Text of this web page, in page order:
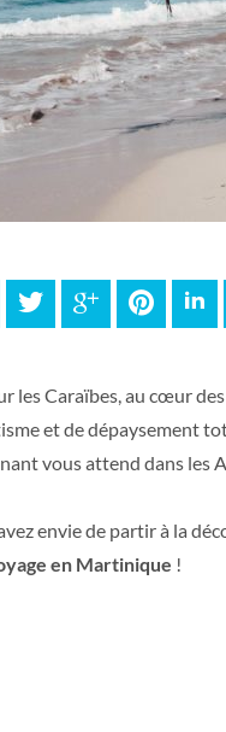
FacebookTwitter Google+ Pinterest
les Caraïbes, au cœur
et de dépaysement
vous attend dans les
envie de partir à la
en Martinique !